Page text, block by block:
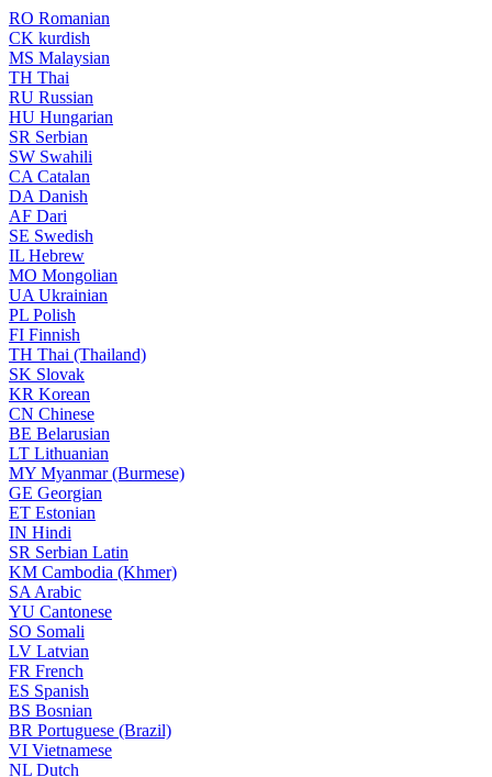
RO Romanian
CK kurdish
MS Malaysian
TH Thai
RU Russian
HU Hungarian
SR Serbian
SW Swahili
CA Catalan
DA Danish
AF Dari
SE Swedish
IL Hebrew
MO Mongolian
UA Ukrainian
PL Polish
FI Finnish
TH Thai (Thailand)
SK Slovak
KR Korean
CN Chinese
BE Belarusian
LT Lithuanian
MY Myanmar (Burmese)
GE Georgian
ET Estonian
IN Hindi
SR Serbian Latin
KM Cambodia (Khmer)
SA Arabic
YU Cantonese
SO Somali
LV Latvian
FR French
ES Spanish
BS Bosnian
BR Portuguese (Brazil)
VI Vietnamese
NL Dutch